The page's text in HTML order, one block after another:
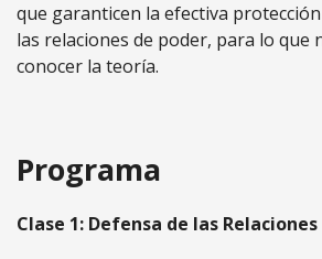
que garanticen la efectiva
las relaciones de poder, para lo que
conocer la teoría.
Programa
Clase 1: Defensa de las